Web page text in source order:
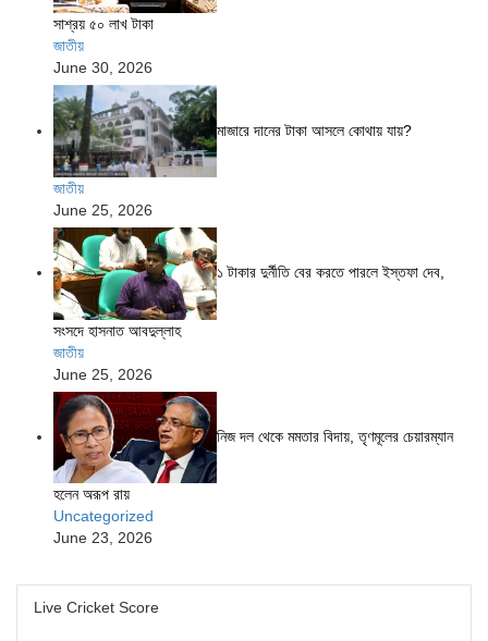
সাশ্রয় ৫০ লাখ টাকা
জাতীয়
June 30, 2026
মাজারে দানের টাকা আসলে কোথায় যায়?
জাতীয়
June 25, 2026
১ টাকার দুর্নীতি বের করতে পারলে ইস্তফা দেব,
সংসদে হাসনাত আবদুল্লাহ
জাতীয়
June 25, 2026
নিজ দল থেকে মমতার বিদায়, তৃণমূলের চেয়ারম্যান
হলেন অরূপ রায়
Uncategorized
June 23, 2026
Live Cricket Score